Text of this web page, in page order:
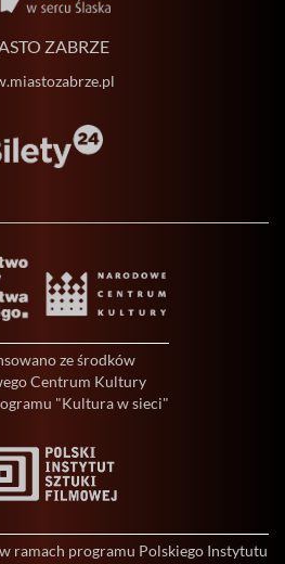
ZABRZE
ze środków
Centrum Kultury
"Kultura w sieci"
ramach programu Polskiego Instytutu